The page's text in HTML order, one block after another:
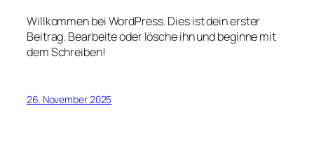
Willkommen bei WordPress. Dies ist dein erster
Beitrag. Bearbeite oder lösche ihn und beginne mit
dem Schreiben!
26. November 2025